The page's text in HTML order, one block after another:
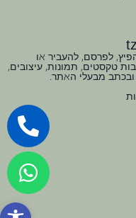
פתח
לפרסם, להעביר או
טקסטים, תמונות, עיצובים,
מבעלי האתר.